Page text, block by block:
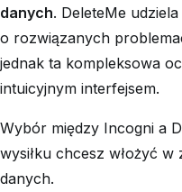
danych. DeleteMe
o rozwiązanych
jednak ta kompleksowa
intuicyjnym interfejsem.
Wybór między Incogni a
wysiłku chcesz włożyć
danych.